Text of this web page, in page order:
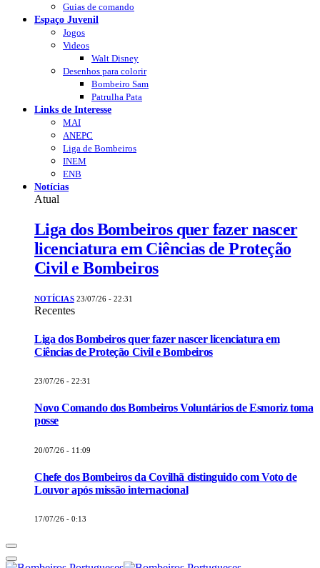
Guias de comando
Espaço Juvenil
Jogos
Videos
Walt Disney
Desenhos para colorir
Bombeiro Sam
Patrulha Pata
Links de Interesse
MAI
ANEPC
Liga de Bombeiros
INEM
ENB
Notícias
Atual
Liga dos Bombeiros quer fazer nascer
licenciatura em Ciências de Proteção
Civil e Bombeiros
NOTÍCIAS 23/07/26 - 22:31
Recentes
Liga dos Bombeiros quer fazer nascer licenciatura em
Ciências de Proteção Civil e Bombeiros
23/07/26 - 22:31
Novo Comando dos Bombeiros Voluntários de Esmoriz toma
posse
20/07/26 - 11:09
Chefe dos Bombeiros da Covilhã distinguido com Voto de
Louvor após missão internacional
17/07/26 - 0:13